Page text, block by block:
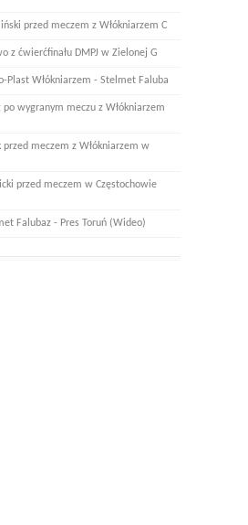
przed meczem z Włókniarzem C
z ćwierćfinału DMPJ w Zielonej G
Plast Włókniarzem - Stelmet Faluba
wygranym meczu z Włókniarzem
przed meczem z Włókniarzem w
przed meczem w Częstochowie
Falubaz - Pres Toruń (Wideo)